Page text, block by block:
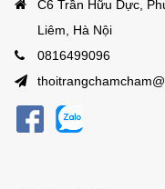
C6 Trần Hữu Dực,
Liêm, Hà Nội
0816499096